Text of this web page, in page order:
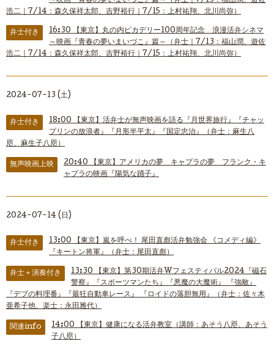
浩二｜7/14：森久保祥太郎、吉野裕行｜7/15：上村祐翔、北川尚弥）
弁士付き 16:30
【東京】丸の内ピカデリー100周年記念 浪漫活弁シネマ
～映画『青春の夢いまいづこ』篇～（弁士｜7/13：福山潤、遊佐
浩二｜7/14：森久保祥太郎、吉野裕行｜7/15：上村祐翔、北川尚弥）
2024-07-13 (土)
弁士付き 18:00
【東京】活弁士が無声映画を語る『月世界旅行』『チャッ
プリンの放浪者』『月形半平太』『国定忠治』（弁士：麻生八
咫、麻生子八咫）
無声映画上映 20:40
【東京】アメリカの夢 キャプラの夢 フランク・キ
ャプラの映画『陽気な踊子』
2024-07-14 (日)
弁士付き 13:00
【東京】嵐を呼べ！ 尾田直彪活弁勉強会 《コメディ編》
『キートン将軍』（弁士：尾田直彪）
弁士＋演奏付き 13:30
【東京】第30期活弁Wフェスティバル2024『磁石
警察』『スポーツマンたち』『悪魔の大魔術』 『強敵』
『デブの料理番』『最狂自動車レース』 『ロイドの落胆無用』（弁士：佐々木
亜希子他、楽士：永田雅代）
関連info 14:00
【東京】健康になる活弁教室（講師：あそう八咫、あそう
子八咫）